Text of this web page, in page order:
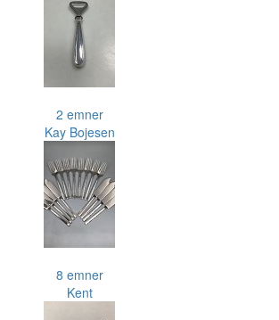
2 emner
Kay Bojesen
8 emner
Kent